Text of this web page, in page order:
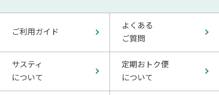
ご利用ガイド
よくある
ご質問
サスティ
について
定期おトク便
について